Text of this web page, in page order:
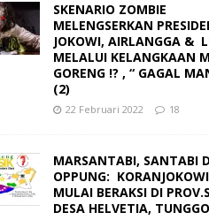
SKENARIO ZOMBIE
MELENGSERKAN
JOKOWI, AIRLANGGA &
MELALUI KELANGKAAN
GORENG !? , “ GAGAL
(2)
22 Februari 2022 18
MARSANTABI, SANTABI
OPPUNG:
MULAI BERAKSI DI
DESA HELVETIA,